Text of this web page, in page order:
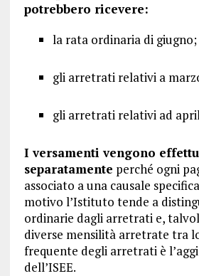
potrebbero ricevere:
la rata ordinaria di giugno;
gli arretrati relativi a
gli arretrati relativi ad
I versamenti vengono
separatamente perché ogni
associato a una causale
motivo l’Istituto tende a
ordinarie dagli arretrati e,
diverse mensilità arretrate tra
frequente degli arretrati è
dell’ISEE.